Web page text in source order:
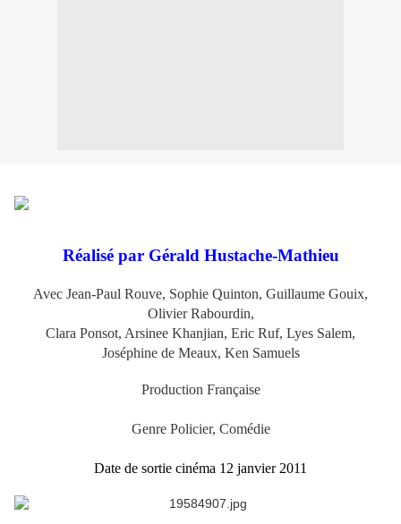
Réalisé par Gérald Hustache-Mathieu
Avec Jean-Paul Rouve, Sophie Quinton, Guillaume Gouix,
Olivier Rabourdin,
Clara Ponsot, Arsinee Khanjian, Eric Ruf, Lyes Salem,
Joséphine de Meaux, Ken Samuels
Production Française
Genre Policier, Comédie
Date de sortie cinéma 12 janvier 2011